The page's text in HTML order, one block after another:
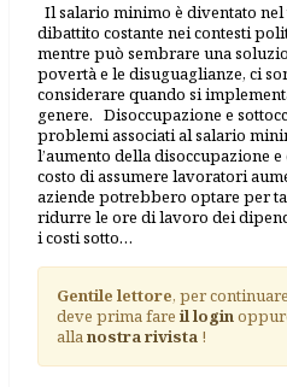
Il salario minimo è diventato
dibattito costante nei contesti
mentre può sembrare una
povertà e le disuguaglianze, ci
considerare quando si
genere. Disoccupazione e
problemi associati al salario
l’aumento della disoccupazione
costo di assumere lavoratori
aziende potrebbero optare per
ridurre le ore di lavoro dei
i costi sotto…
Gentile lettore, per
deve prima fare il login
allanostra rivista !